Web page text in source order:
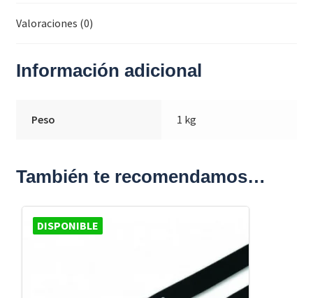
Valoraciones (0)
Información adicional
Peso 1 kg
También te recomendamos…
DISPONIBLE